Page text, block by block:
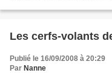
Les cerfs-volants
Publié le 16/09/2008 à 20:29
Par Nanne